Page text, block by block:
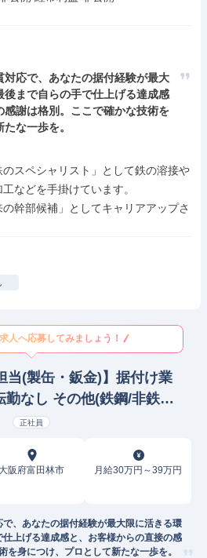
応で、あなたの据付経験が最大
後まで自らの手で仕上げる達成感
感謝は格別。ここで確かな技術を
な一歩を。
スペシャリスト」として鉄の溶接や
などを手掛けています。
幹部候補」としてキャリアアップさ
人へ応募してみましょう！
当(製缶・鈑金)】据付け業
勤なし その他(鉄鋼/非鉄金
属/金属製品)
正社員
大阪府富田林市 月給30万円～39万円
、あなたの据付経験が最大限に活きる環
上げる達成感と、お客様からの直接の感
を身につけ、プロとして新たな一歩を。